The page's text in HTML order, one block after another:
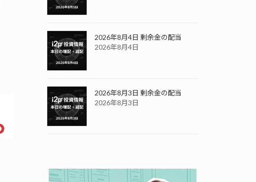
2026年8月4日 剰余金の配当
2026年8月4日
2026年8月3日 剰余金の配当
2026年8月3日